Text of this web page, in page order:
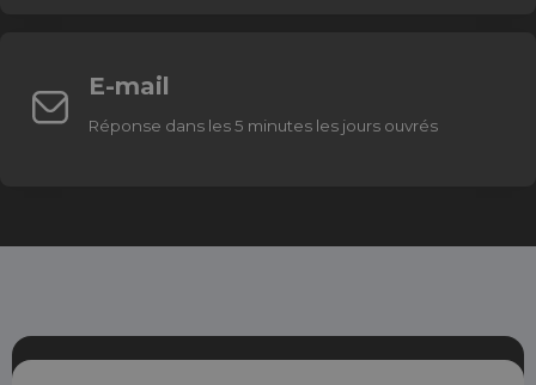
E-mail
Réponse dans les 5 minutes les jours ouvrés